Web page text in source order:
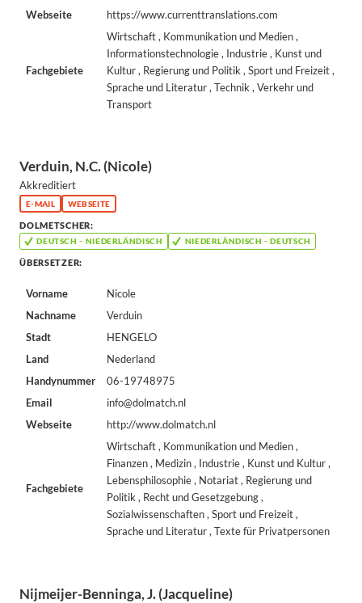
Webseite
https://www.currenttranslations.com
Fachgebiete
Wirtschaft , Kommunikation und Medien ,
Informationstechnologie , Industrie , Kunst und
Kultur , Regierung und Politik , Sport und Freizeit ,
Sprache und Literatur , Technik , Verkehr und
Transport
Verduin, N.C. (Nicole)
Akkreditiert
E-MAIL WEBSEITE
DOLMETSCHER:
DEUTSCH - NIEDERLÄNDISCH NIEDERLÄNDISCH - DEUTSCH
ÜBERSETZER:
Vorname
Nicole
Nachname
Verduin
Stadt
HENGELO
Land
Nederland
Handynummer
06-19748975
Email
info@dolmatch.nl
Webseite
http://www.dolmatch.nl
Fachgebiete
Wirtschaft , Kommunikation und Medien ,
Finanzen , Medizin , Industrie , Kunst und Kultur ,
Lebensphilosophie , Notariat , Regierung und
Politik , Recht und Gesetzgebung ,
Sozialwissenschaften , Sport und Freizeit ,
Sprache und Literatur , Texte für Privatpersonen
Nijmeijer-Benninga, J. (Jacqueline)